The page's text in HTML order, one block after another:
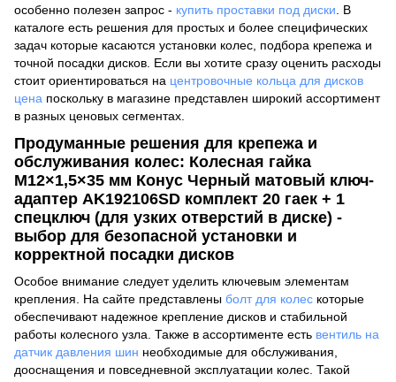
особенно полезен запрос - купить проставки под диски . В
каталоге есть решения для простых и более специфических
задач которые касаются установки колес, подбора крепежа и
точной посадки дисков. Если вы хотите сразу оценить расходы
стоит ориентироваться на центровочные кольца для дисков
цена поскольку в магазине представлен широкий ассортимент
в разных ценовых сегментах.
Продуманные решения для крепежа и
обслуживания колес: Колесная гайка
M12×1,5×35 мм Конус Черный матовый ключ-
адаптер AK192106SD комплект 20 гаек + 1
спецключ (для узких отверстий в диске) -
выбор для безопасной установки и
корректной посадки дисков
Особое внимание следует уделить ключевым элементам
крепления. На сайте представлены болт для колес которые
обеспечивают надежное крепление дисков и стабильной
работы колесного узла. Также в ассортименте есть вентиль на
датчик давления шин необходимые для обслуживания,
дооснащения и повседневной эксплуатации колес. Такой